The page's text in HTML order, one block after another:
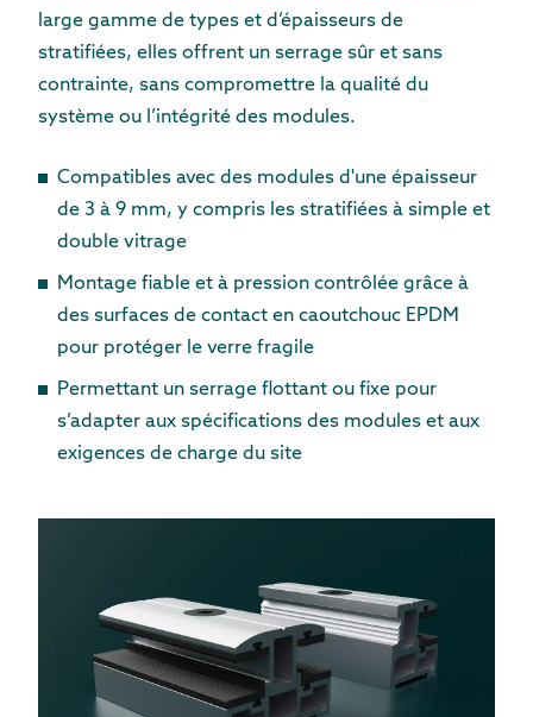
large gamme de types et d’épaisseurs de
stratifiées, elles offrent un serrage sûr et sans
contrainte, sans compromettre la qualité du
système ou l’intégrité des modules.
Compatibles avec des modules d'une épaisseur
de 3 à 9 mm, y compris les stratifiées à simple et
double vitrage
Montage fiable et à pression contrôlée grâce à
des surfaces de contact en caoutchouc EPDM
pour protéger le verre fragile
Permettant un serrage flottant ou fixe pour
s’adapter aux spécifications des modules et aux
exigences de charge du site